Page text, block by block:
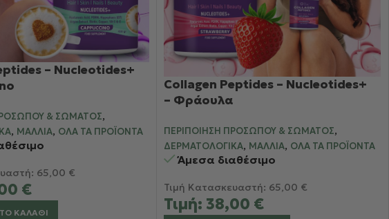
– Nucleotides+
& ΣΏΜΑΤΟΣ,
, ΜΑΛΛΙΆ, ΌΛΑ ΤΑ ΠΡΟΪΌΝΤΑ
65,00 €
€
ΚΑΛΆΘΙ
Collagen Peptides – Nucleotides+
– Φράουλα
ΠΕΡΙΠΟΊΗΣΗ ΠΡΟΣΏΠΟΥ & ΣΏΜΑΤΟΣ,
ΔΕΡΜΑΤΟΛΟΓΙΚΆ, ΜΑΛΛΙΆ, ΌΛΑ ΤΑ ΠΡΟΪΌΝΤΑ
Άμεσα διαθέσιμο
Τιμή Κατασκευαστή: 65,00 €
Τιμή: 38,00 €